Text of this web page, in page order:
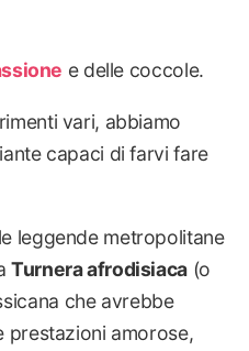
e delle coccole.
vari, abbiamo
capaci di farvi fare
leggende metropolitane
Turnera afrodisiaca (o
che avrebbe
prestazioni amorose,